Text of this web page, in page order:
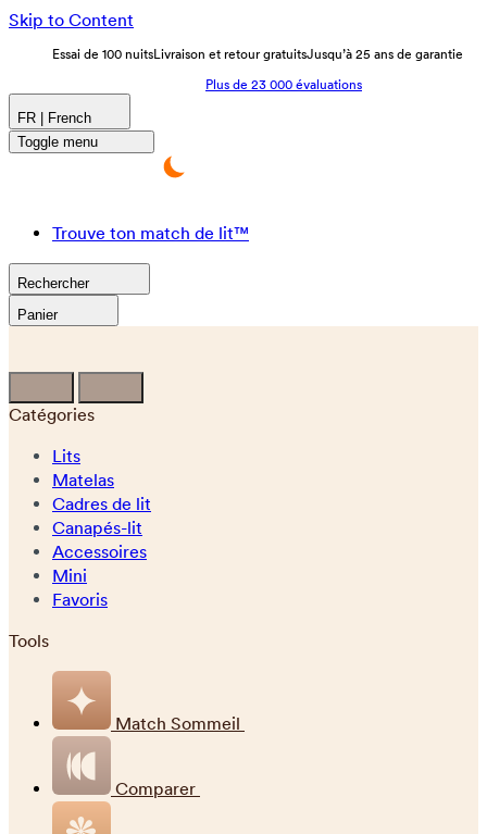
Skip to Content
Essai de 100 nuitsLivraison et retour gratuitsJusqu’à 25 ans de garantie
Plus de 23 000 évaluations
FR | French
Toggle menu
Trouve ton match de lit™
Rechercher
Panier
Catégories
Lits
Matelas
Cadres de lit
Canapés-lit
Accessoires
Mini
Favoris
Tools
Match Sommeil
Comparer